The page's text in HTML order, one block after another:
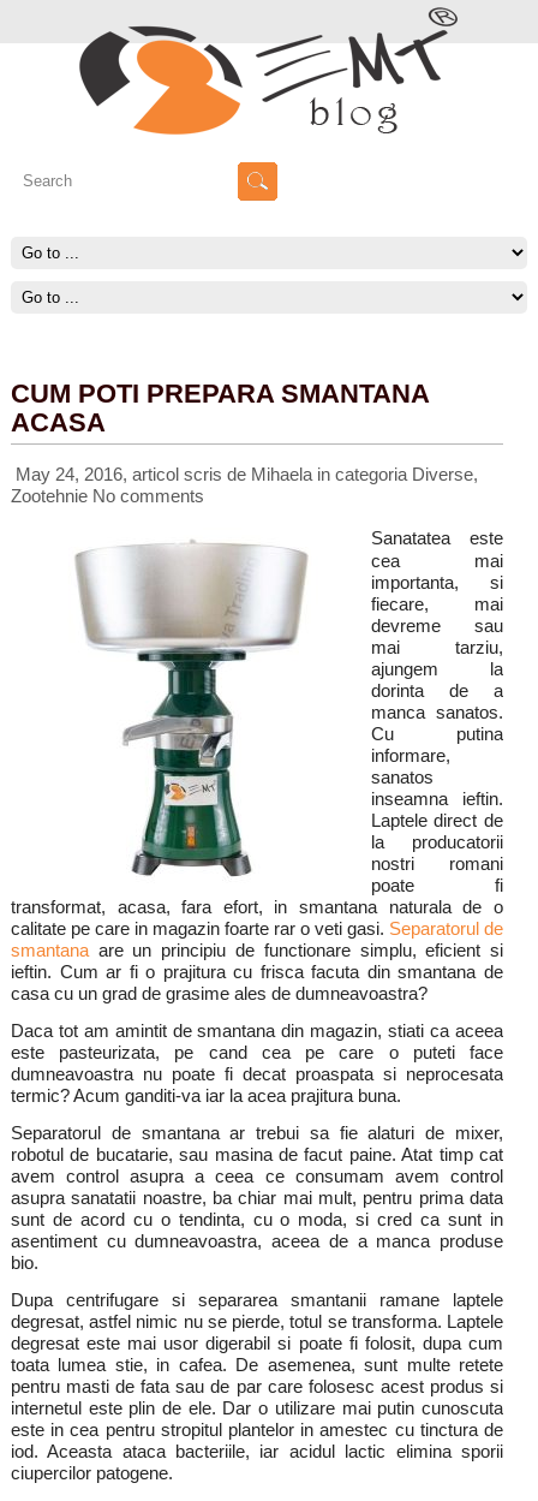
CUM POTI PREPARA SMANTANA
ACASA
May 24, 2016, articol scris de Mihaela in categoria Diverse,
Zootehnie No comments
Sanatatea este
cea mai
importanta, si
fiecare, mai
devreme sau
mai tarziu,
ajungem la
dorinta de a
manca sanatos.
Cu putina
informare,
sanatos
inseamna ieftin.
Laptele direct de
la producatorii
nostri romani
poate fi
transformat, acasa, fara efort, in smantana naturala de o
calitate pe care in magazin foarte rar o veti gasi. Separatorul de
smantanaare un principiu de functionare simplu, eficient si
ieftin. Cum ar fi o prajitura cu frisca facuta din smantana de
casa cu un grad de grasime ales de dumneavoastra?
Daca tot am amintit de smantana din magazin, stiati ca aceea
este pasteurizata, pe cand cea pe care o puteti face
dumneavoastra nu poate fi decat proaspata si neprocesata
termic? Acum ganditi-va iar la acea prajitura buna.
Separatorul de smantana ar trebui sa fie alaturi de mixer,
robotul de bucatarie, sau masina de facut paine. Atat timp cat
avem control asupra a ceea ce consumam avem control
asupra sanatatii noastre, ba chiar mai mult, pentru prima data
sunt de acord cu o tendinta, cu o moda, si cred ca sunt in
asentiment cu dumneavoastra, aceea de a manca produse
bio.
Dupa centrifugare si separarea smantanii ramane laptele
degresat, astfel nimic nu se pierde, totul se transforma. Laptele
degresat este mai usor digerabil si poate fi folosit, dupa cum
toata lumea stie, in cafea. De asemenea, sunt multe retete
pentru masti de fata sau de par care folosesc acest produs si
internetul este plin de ele. Dar o utilizare mai putin cunoscuta
este in cea pentru stropitul plantelor in amestec cu tinctura de
iod. Aceasta ataca bacteriile, iar acidul lactic elimina sporii
ciupercilor patogene.